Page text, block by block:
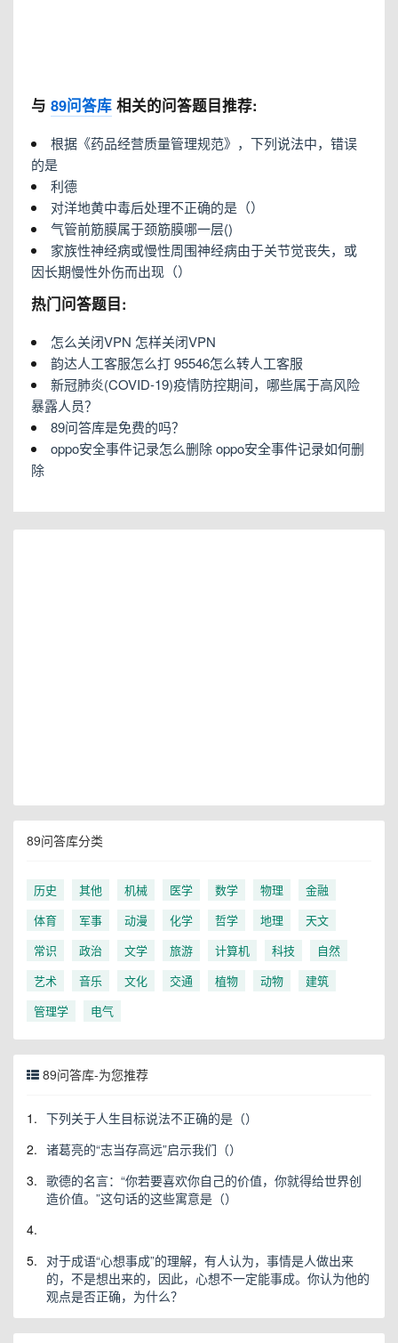
与 89问答库 相关的问答题目推荐:
根据《药品经营质量管理规范》，下列说法中，错误
的是
利德
对洋地黄中毒后处理不正确的是（）
气管前筋膜属于颈筋膜哪一层()
家族性神经病或慢性周围神经病由于关节觉丧失，或
因长期慢性外伤而出现（）
热门问答题目:
怎么关闭VPN 怎样关闭VPN
韵达人工客服怎么打 95546怎么转人工客服
新冠肺炎(COVID-19)疫情防控期间，哪些属于高风险
暴露人员？
89问答库是免费的吗？
oppo安全事件记录怎么删除 oppo安全事件记录如何删
除
89问答库分类
历史 其他 机械 医学 数学 物理
金融
体育
军事 动漫 化学 哲学 地理
天文
常识
政治 文学 旅游 计算机 科技
自然
艺术
音乐 文化 交通 植物 动物
建筑
管理学
电气
89问答库-为您推荐
1. 下列关于人生目标说法不正确的是（）
2. 诸葛亮的“志当存高远”启示我们（）
3. 歌德的名言：“你若要喜欢你自己的价值，你就得给世界创
造价值。”这句话的这些寓意是（）
4.
5. 对于成语“心想事成”的理解，有人认为，事情是人做出来
的，不是想出来的，因此，心想不一定能事成。你认为他的
观点是否正确，为什么？